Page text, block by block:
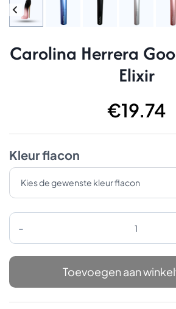
Carolina Herrera
Elixir
€19.74
Kleur flacon
Carolina
Herrera
Good
Girl
Elixir
Toevoegen aan